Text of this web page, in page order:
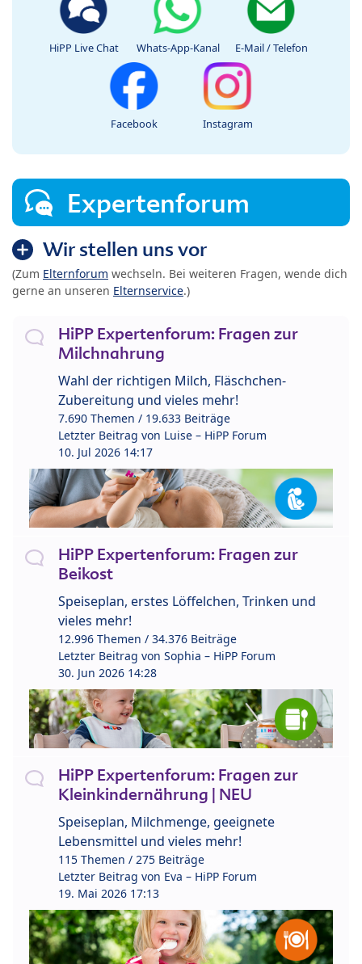
HiPP Live Chat Whats-App-Kanal E-Mail / Telefon
Facebook Instagram
Expertenforum
Wir stellen uns vor
(Zum Elternforum wechseln. Bei weiteren Fragen, wende dich
gerne an unseren Elternservice.)
HiPP Expertenforum: Fragen zur
Milchnahrung
Wahl der richtigen Milch, Fläschchen-
Zubereitung und vieles mehr!
7.690 Themen / 19.633 Beiträge
Letzter Beitrag von Luise – HiPP Forum
10. Jul 2026 14:17
HiPP Expertenforum: Fragen zur
Beikost
Speiseplan, erstes Löffelchen, Trinken und
vieles mehr!
12.996 Themen / 34.376 Beiträge
Letzter Beitrag von Sophia – HiPP Forum
30. Jun 2026 14:28
HiPP Expertenforum: Fragen zur
Kleinkindernährung | NEU
Speiseplan, Milchmenge, geeignete
Lebensmittel und vieles mehr!
115 Themen / 275 Beiträge
Letzter Beitrag von Eva – HiPP Forum
19. Mai 2026 17:13